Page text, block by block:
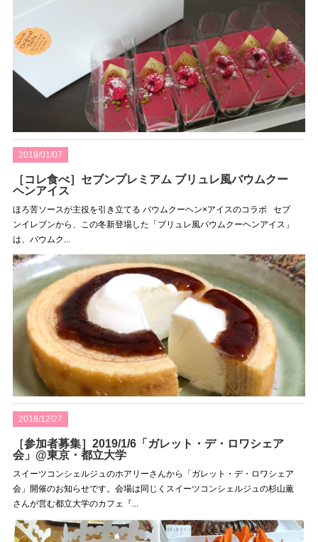
2019/01/07
［コレ食べ］セブンプレミアム ブリュレ風バウムクー
ヘンアイス
ほろ苦ソースが主役を引き立てる バウムクーヘン×アイスのコラボ セブ
ンイレブンから、この冬新登場した「ブリュレ風バウムクーヘンアイス」
は、バウムク...
2018/12/27
［参加者募集］2019/1/6「ガレット・デ・ロワシェア
会」@東京・都立大学
スイーツコンシェルジュのホアリーさんから「ガレット・デ・ロワシェア
会」開催のお知らせです。会場は同じくスイーツコンシェルジュの杉山薫
さんが営む都立大学のカフェ『...